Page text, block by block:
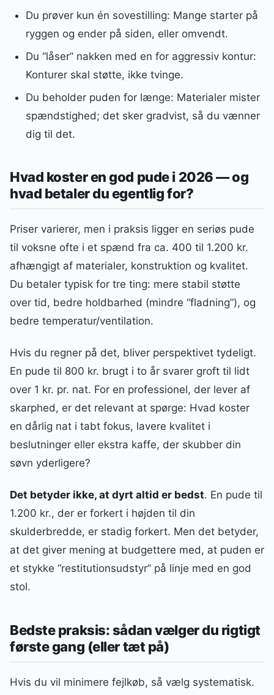
Du prøver kun én sovestilling: Mange starter på
ryggen og ender på siden, eller omvendt.
Du “låser” nakken med en for aggressiv kontur:
Konturer skal støtte, ikke tvinge.
Du beholder puden for længe: Materialer mister
spændstighed; det sker gradvist, så du vænner
dig til det.
Hvad koster en god pude i 2026 — og
hvad betaler du egentlig for?
Priser varierer, men i praksis ligger en seriøs pude
til voksne ofte i et spænd fra ca. 400 til 1.200 kr.
afhængigt af materialer, konstruktion og kvalitet.
Du betaler typisk for tre ting: mere stabil støtte
over tid, bedre holdbarhed (mindre “fladning”), og
bedre temperatur/ventilation.
Hvis du regner på det, bliver perspektivet tydeligt.
En pude til 800 kr. brugt i to år svarer groft til lidt
over 1 kr. pr. nat. For en professionel, der lever af
skarphed, er det relevant at spørge: Hvad koster
en dårlig nat i tabt fokus, lavere kvalitet i
beslutninger eller ekstra kaffe, der skubber din
søvn yderligere?
Det betyder ikke, at dyrt altid er bedst. En pude til
1.200 kr., der er forkert i højden til din
skulderbredde, er stadig forkert. Men det betyder,
at det giver mening at budgettere med, at puden er
et stykke “restitutionsudstyr” på linje med en god
stol.
Bedste praksis: sådan vælger du rigtigt
første gang (eller tæt på)
Hvis du vil minimere fejlkøb, så vælg systematisk.